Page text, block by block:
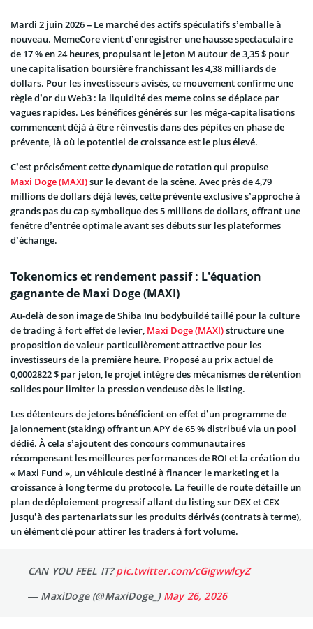
Mardi 2 juin 2026 – Le marché des actifs spéculatifs s’emballe à
nouveau. MemeCore vient d’enregistrer une hausse spectaculaire
de 17 % en 24 heures, propulsant le jeton M autour de 3,35 $ pour
une capitalisation boursière franchissant les 4,38 milliards de
dollars. Pour les investisseurs avisés, ce mouvement confirme une
règle d’or du Web3 : la liquidité des meme coins se déplace par
vagues rapides. Les bénéfices générés sur les méga-capitalisations
commencent déjà à être réinvestis dans des pépites en phase de
prévente, là où le potentiel de croissance est le plus élevé.
C’est précisément cette dynamique de rotation qui propulse
Maxi Doge (MAXI)sur le devant de la scène. Avec près de 4,79
millions de dollars déjà levés, cette prévente exclusive s’approche à
grands pas du cap symbolique des 5 millions de dollars, offrant une
fenêtre d’entrée optimale avant ses débuts sur les plateformes
d’échange.
Tokenomics et rendement passif : L’équation
gagnante de Maxi Doge (MAXI)
Au-delà de son image de Shiba Inu bodybuildé taillé pour la culture
de trading à fort effet de levier, Maxi Doge (MAXI)structure une
proposition de valeur particulièrement attractive pour les
investisseurs de la première heure. Proposé au prix actuel de
0,0002822 $ par jeton, le projet intègre des mécanismes de rétention
solides pour limiter la pression vendeuse dès le listing.
Les détenteurs de jetons bénéficient en effet d’un programme de
jalonnement (staking) offrant un APY de 65 % distribué via un pool
dédié. À cela s’ajoutent des concours communautaires
récompensant les meilleures performances de ROI et la création du
« Maxi Fund », un véhicule destiné à financer le marketing et la
croissance à long terme du protocole. La feuille de route détaille un
plan de déploiement progressif allant du listing sur DEX et CEX
jusqu’à des partenariats sur les produits dérivés (contrats à terme),
un élément clé pour attirer les traders à fort volume.
CAN YOU FEEL IT?pic.twitter.com/cGigwwlcyZ
— MaxiDoge (@MaxiDoge_) May 26, 2026